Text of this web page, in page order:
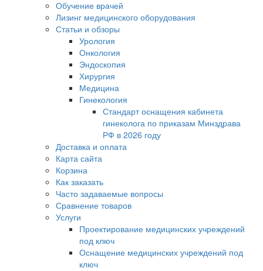
Обучение врачей
Лизинг медицинского оборудования
Статьи и обзоры
Урология
Онкология
Эндоскопия
Хирургия
Медицина
Гинекология
Стандарт оснащения кабинета
гинеколога по приказам Минздрава
РФ в 2026 году
Доставка и оплата
Карта сайта
Корзина
Как заказать
Часто задаваемые вопросы
Сравнение товаров
Услуги
Проектирование медицинских учреждений
под ключ
Оснащение медицинских учреждений под
ключ